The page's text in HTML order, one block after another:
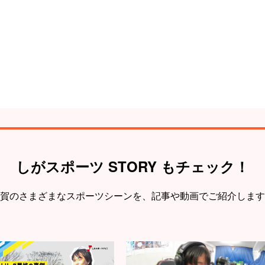
しがスポーツ STORY もチェック！
のさまざまなスポーツシーンを、 記事や動画でご紹介しま